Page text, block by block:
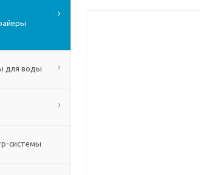
для воды
системы